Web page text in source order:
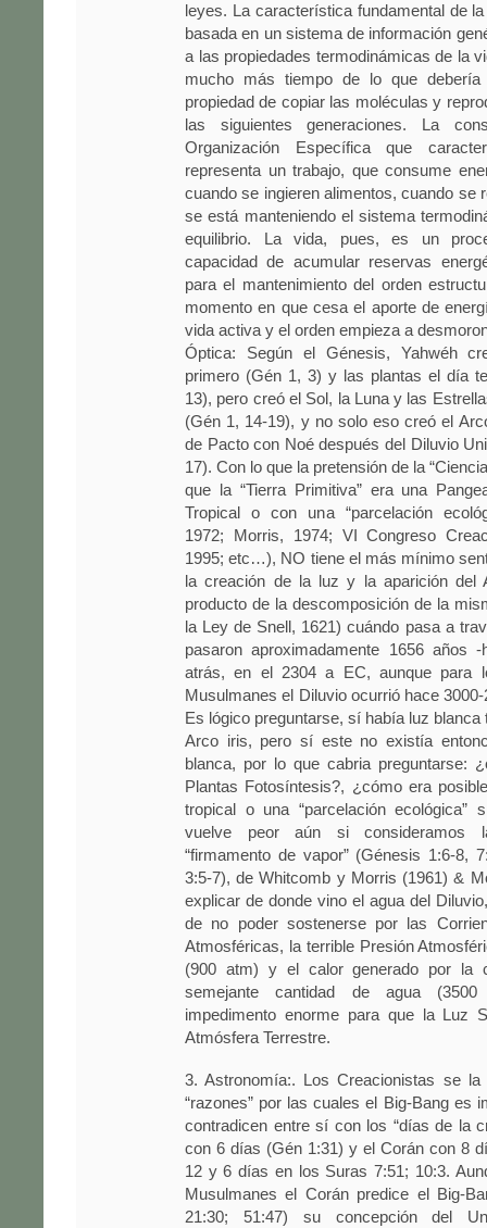
leyes. La característica fundamental de
basada en un sistema de información
a las propiedades termodinámicas de la
mucho más tiempo de lo que
propiedad de copiar las moléculas y
las siguientes generaciones. La
Organización Específica que
representa un trabajo, que consume
cuando se ingieren alimentos, cuando se
se está manteniendo el sistema
equilibrio. La vida, pues, es un
capacidad de acumular reservas
para el mantenimiento del orden
momento en que cesa el aporte de
vida activa y el orden empieza a
Óptica: Según el Génesis, Yahwéh
primero (Gén 1, 3) y las plantas el día
13), pero creó el Sol, la Luna y las
(Gén 1, 14-19), y no solo eso creó el
de Pacto con Noé después del Diluvio
17). Con lo que la pretensión de la
que la “Tierra Primitiva” era una
Tropical o con una “parcelación
1972; Morris, 1974; VI Congreso
1995; etc…), NO tiene el más mínimo
la creación de la luz y la aparición del
producto de la descomposición de la
la Ley de Snell, 1621) cuándo pasa a
pasaron aproximadamente 1656 años
atrás, en el 2304 a EC, aunque para
Musulmanes el Diluvio ocurrió hace
Es lógico preguntarse, sí había luz blanca
Arco iris, pero sí este no existía
blanca, por lo que cabria preguntarse:
Plantas Fotosíntesis?, ¿cómo era
tropical o una “parcelación ecológica”
vuelve peor aún si consideramos
“firmamento de vapor” (Génesis 1:6-8,
3:5-7), de Whitcomb y Morris (1961) &
explicar de donde vino el agua del
de no poder sostenerse por las
Atmosféricas, la terrible Presión
(900 atm) y el calor generado por la
semejante cantidad de agua
impedimento enorme para que la Luz
Atmósfera Terrestre.
3. Astronomía:. Los Creacionistas se la
“razones” por las cuales el Big-Bang es
contradicen entre sí con los “días de la
con 6 días (Gén 1:31) y el Corán con 8
12 y 6 días en los Suras 7:51; 10:3.
Musulmanes el Corán predice el Big-
21:30; 51:47) su concepción del